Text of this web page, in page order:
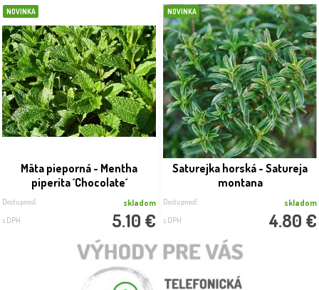
NOVINKA
Mäta pieporná - Mentha
piperita ´Chocolate´
Dostupnosť: skladom
s DPH 5.10 €
NOVINKA
Saturejka horská - Satureja
montana
Dostupnosť: skladom
s DPH 4.80 €